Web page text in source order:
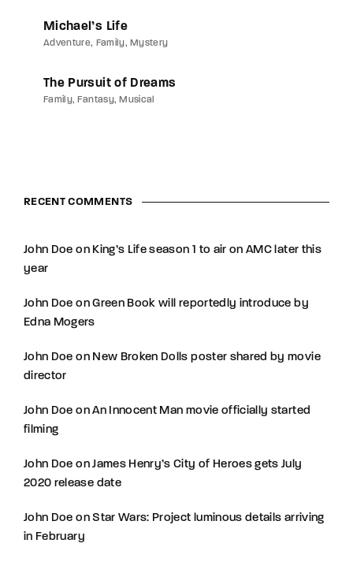
Michael’s Life
Adventure Family Mystery
The Pursuit of Dreams
Family Fantasy Musical
RECENT COMMENTS
John Doe on King’s Life season 1 to air on AMC later this
year
John Doe onGreen Book will reportedly introduce by
Edna Mogers
John Doe on New Broken Dolls poster shared by movie
director
John Doe onAn Innocent Man movie officially started
filming
John Doe onJames Henry’s City of Heroes gets July
2020 release date
John Doe onStar Wars: Project luminous details arriving
in February